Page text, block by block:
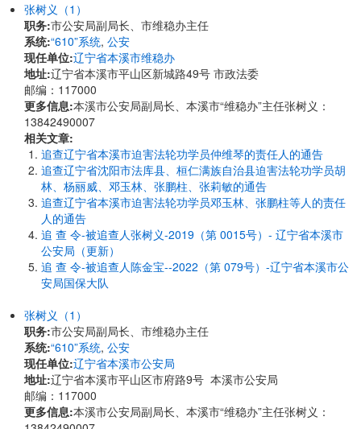
张树义（1）
职务:市公安局副局长、市维稳办主任
系统:“610”系统, 公安
现任单位:辽宁省本溪市维稳办
地址:辽宁省本溪市平山区新城路49号 市政法委
邮编：117000
更多信息:本溪市公安局副局长、本溪市“维稳办”主任张树义：
13842490007
相关文章:
追查辽宁省本溪市迫害法轮功学员仲维琴的责任人的通告
追查辽宁省沈阳市法库县、桓仁满族自治县迫害法轮功学员胡
林、杨丽威、邓玉林、张鹏柱、张莉敏的通告
追查辽宁省本溪市迫害法轮功学员邓玉林、张鹏柱等人的责任
人的通告
追 查 令-被追查人张树义-2019（第 0015号）- 辽宁省本溪市
公安局（更新）
追 查 令-被追查人陈金宝--2022（第 079号）-辽宁省本溪市公
安局国保大队
张树义（1）
职务:市公安局副局长、市维稳办主任
系统:“610”系统, 公安
现任单位:辽宁省本溪市公安局
地址:辽宁省本溪市平山区市府路9号 本溪市公安局
邮编：117000
更多信息:本溪市公安局副局长、本溪市“维稳办”主任张树义：